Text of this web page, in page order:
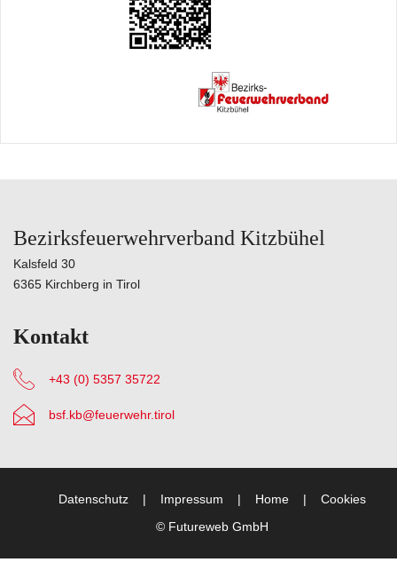
Bezirksfeuerwehrverband Kitzbühel
Kalsfeld 30
6365 Kirchberg in Tirol
Kontakt
+43 (0) 5357 35722
bsf.kb@feuerwehr.tirol
© Futureweb GmbH
Datenschutz Impressum Home Cookies